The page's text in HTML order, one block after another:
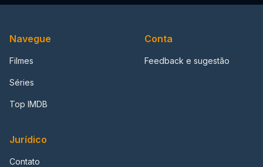
Navegue
Filmes
Séries
Top IMDB
Conta
Feedback e sugestão
Jurídico
Contato